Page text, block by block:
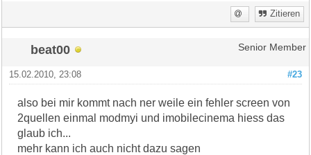
Zitieren
beat00 Senior Member
#23
15.02.2010, 23:08
also bei mir kommt nach ner weile ein fehler screen von
2quellen einmal modmyi und imobilecinema hiess das
glaub ich...
mehr kann ich auch nicht dazu sagen